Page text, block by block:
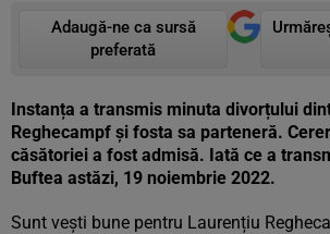
Adaugă-ne ca sursă
preferată
Instanța a transmis minuta divorțului
Reghecampf și fosta sa parteneră.
căsătoriei a fost admisă. Iată ce a
Buftea astăzi, 19 noiembrie 2022.
Sunt vești bune pentru Laurențiu